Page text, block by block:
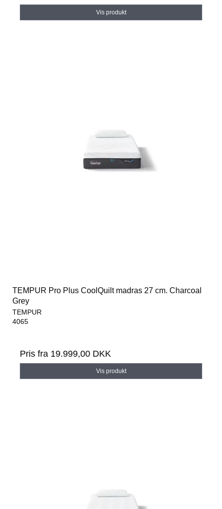
Vis produkt
TEMPUR Pro Plus CoolQuilt madras 27 cm. Charcoal
Grey
TEMPUR
4065
Pris fra 19.999,00 DKK
Vis produkt